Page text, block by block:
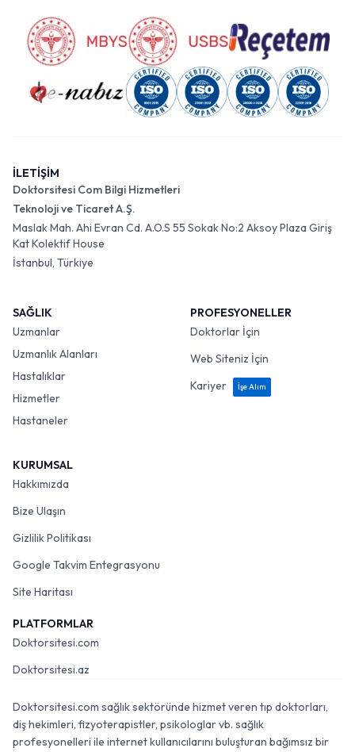
İLETİŞİM
Doktorsitesi Com Bilgi Hizmetleri
Teknoloji ve Ticaret A.Ş.
Maslak Mah. Ahi Evran Cd. A.O.S 55 Sokak No:2 Aksoy Plaza Giriş
Kat Kolektif House
İstanbul, Türkiye
SAĞLIK
Uzmanlar
Uzmanlık Alanları
Hastalıklar
Hizmetler
Hastaneler
PROFESYONELLER
Doktorlar İçin
Web Siteniz İçin
Kariyer
İşe Alım
KURUMSAL
Hakkımızda
Bize Ulaşın
Gizlilik Politikası
Google Takvim Entegrasyonu
Site Haritası
PLATFORMLAR
Doktorsitesi.com
Doktorsitesi.az
Doktorsitesi.com sağlık sektöründe hizmet veren tıp doktorları,
diş hekimleri, fizyoterapistler, psikologlar vb. sağlık
profesyonelleri ile internet kullanıcılarını buluşturan bağımsız bir